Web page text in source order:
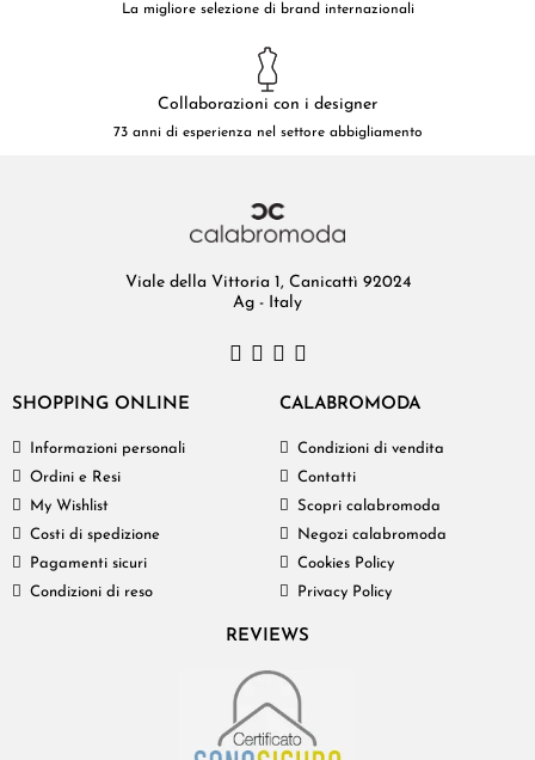
La migliore selezione di brand internazionali
Collaborazioni con i designer
73 anni di esperienza nel settore abbigliamento
Viale della Vittoria 1, Canicattì 92024
Ag - Italy
SHOPPING ONLINE
Informazioni personali
Ordini e Resi
My Wishlist
Costi di spedizione
Pagamenti sicuri
Condizioni di reso
CALABROMODA
Condizioni di vendita
Contatti
Scopri calabromoda
Negozi calabromoda
Cookies Policy
Privacy Policy
REVIEWS